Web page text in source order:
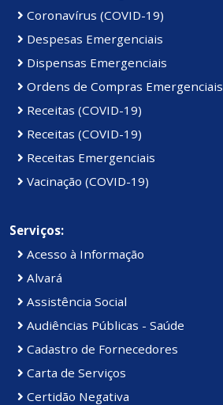
Coronavírus (COVID-19)
Despesas Emergenciais
Dispensas Emergenciais
Ordens de Compras Emergenciais
Receitas (COVID-19)
Receitas (COVID-19)
Receitas Emergenciais
Vacinação (COVID-19)
Serviços:
Acesso à Informação
Alvará
Assistência Social
Audiências Públicas - Saúde
Cadastro de Fornecedores
Carta de Serviços
Certidão Negativa